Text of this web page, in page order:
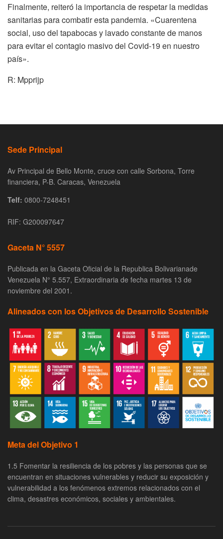
Finalmente, reiteró la importancia de respetar la medidas
sanitarias para combatir esta pandemia. «Cuarentena
social, uso del tapabocas y lavado constante de manos
para evitar el contagio masivo del Covid-19 en nuestro
país».
R: Mpprijp
Sede Principal
Av Principal de Bello Monte, cruce con calle Sorbona, Torre
financiera, P-B. Caracas, Venezuela
Telf: 0800-7248451
RIF: G200097647
Gaceta N° 5557
Publicada en la Gaceta Oficial de la Republica Bolivarianade
Venezuela N° 5.557, Extraordinaria de fecha martes 13 de
noviembre del 2001.
Alineados con los Objetivos de Desarrollo Sostenible
Meta del Objetivo 1
1.5 Fomentar la resiliencia de los pobres y las personas que se
encuentran en situaciones vulnerables y reducir su exposición y
vulnerabilidad a los fenómenos extremos relacionados con el
clima, desastres económicos, sociales y ambientales.